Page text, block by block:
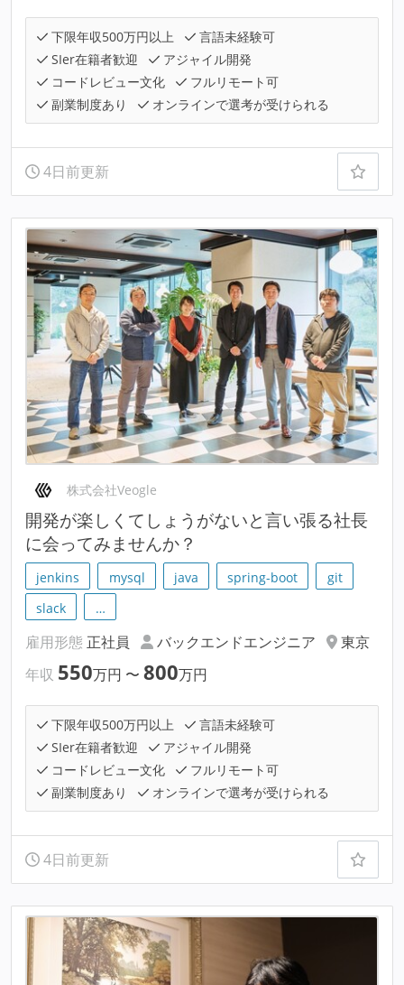
下限年収500万円以上
言語未経験可
SIer在籍者歓迎
アジャイル開発
コードレビュー文化
フルリモート可
副業制度あり
オンラインで選考が受けられる
4日前更新
株式会社Veogle
開発が楽しくてしょうがないと言い張る社長
に会ってみませんか？
jenkins mysql java spring-boot
git
slack
…
雇用形態 正社員 バックエンドエンジニア
東京
年収 550万円 〜 800万円
下限年収500万円以上
言語未経験可
SIer在籍者歓迎
アジャイル開発
コードレビュー文化
フルリモート可
副業制度あり
オンラインで選考が受けられる
4日前更新